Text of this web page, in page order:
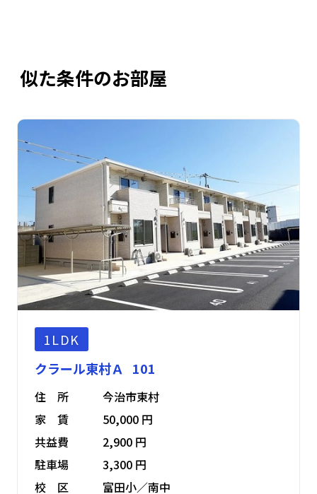
似た条件のお部屋
1LDK
クラール東村Ａ 101
住 所
今治市東村
家 賃
50,000 円
共益費
2,900 円
駐車場
3,300 円
校 区
富田小／南中